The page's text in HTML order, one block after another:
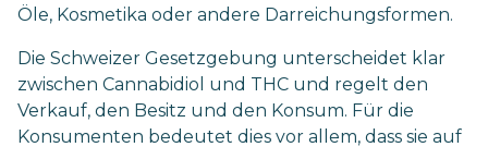
Öle, Kosmetika oder andere Darreichungsformen.
Die Schweizer Gesetzgebung unterscheidet klar
zwischen Cannabidiol und THC und regelt den
Verkauf, den Besitz und den Konsum. Für die
Konsumenten bedeutet dies vor allem, dass sie auf